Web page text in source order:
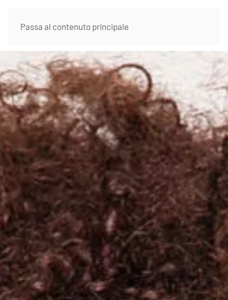
Passa al contenuto principale